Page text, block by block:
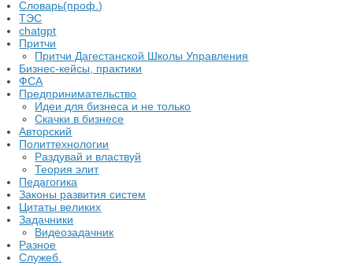
Словарь(проф.)
ТЭС
chatgpt
Притчи
Притчи Дагестанской Школы Управления
Бизнес-кейсы, практики
ФСА
Предпринимательство
Идеи для бизнеса и не только
Скачки в бизнесе
Авторский
Политтехнологии
Раздувай и властвуй
Теория элит
​Педагогика
Законы развития систем
Цитаты великих
Задачники
Видеозадачник
Разное
Служеб.